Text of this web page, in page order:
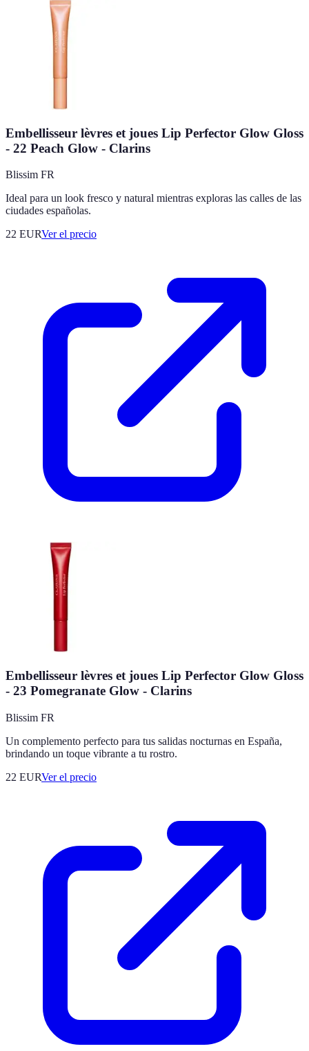
Embellisseur lèvres et joues Lip Perfector Glow Gloss
- 22 Peach Glow - Clarins
Blissim FR
Ideal para un look fresco y natural mientras exploras las calles de las
ciudades españolas.
22 EURVer el precio
Embellisseur lèvres et joues Lip Perfector Glow Gloss
- 23 Pomegranate Glow - Clarins
Blissim FR
Un complemento perfecto para tus salidas nocturnas en España,
brindando un toque vibrante a tu rostro.
22 EURVer el precio